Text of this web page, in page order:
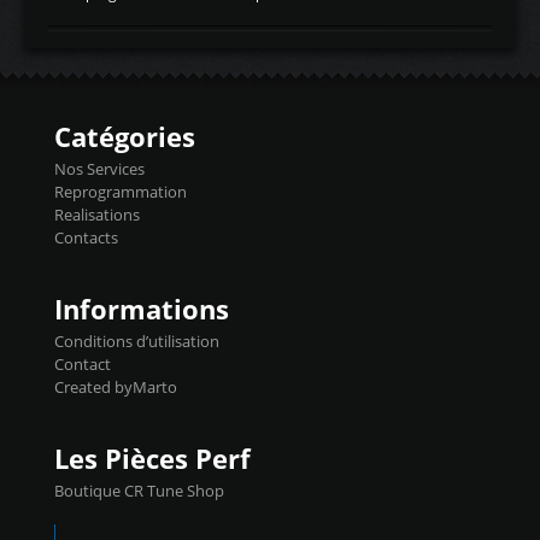
d'admissiontemp ex. pour atmo -30- 80°C
temperaturetemperature ldr moteurtemp
Injecteurs + Flashpro 1370€ TTC Le
précise et performante. Vous pourrez
basculer de la carto sans plomb à Ethanol à
l'aide du flashpro OPTION ECONOMIQUES
Reprog SP 98 sur le calculateur d'origine
450€ TTC Un gain d'environ 10cv et 15nm
Catégories
Nos Services
Reprogrammation
Realisations
Contacts
Informations
Conditions d’utilisation
Contact
Created byMarto
Les Pièces Perf
Boutique CR Tune Shop